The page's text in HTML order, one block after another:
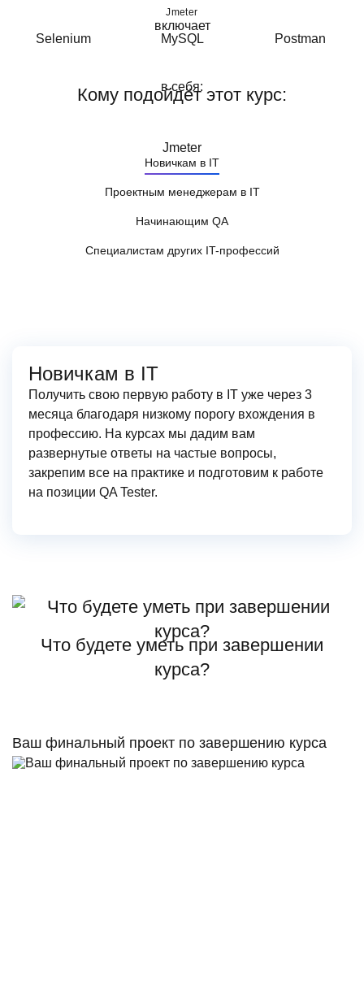
Jmeter
Кому подойдёт этот курс:
Новичкам в IT
Проектным менеджерам в IT
Начинающим QA
Специалистам других IT-профессий
Новичкам в IT
Получить свою первую работу в IT уже через 3
месяца благодаря низкому порогу вхождения в
профессию. На курсах мы дадим вам
развернутые ответы на частые вопросы,
закрепим все на практике и подготовим к работе
на позиции QA Tester.
Что будете уметь при завершении
курса?
Ваш финальный проект по завершению курса